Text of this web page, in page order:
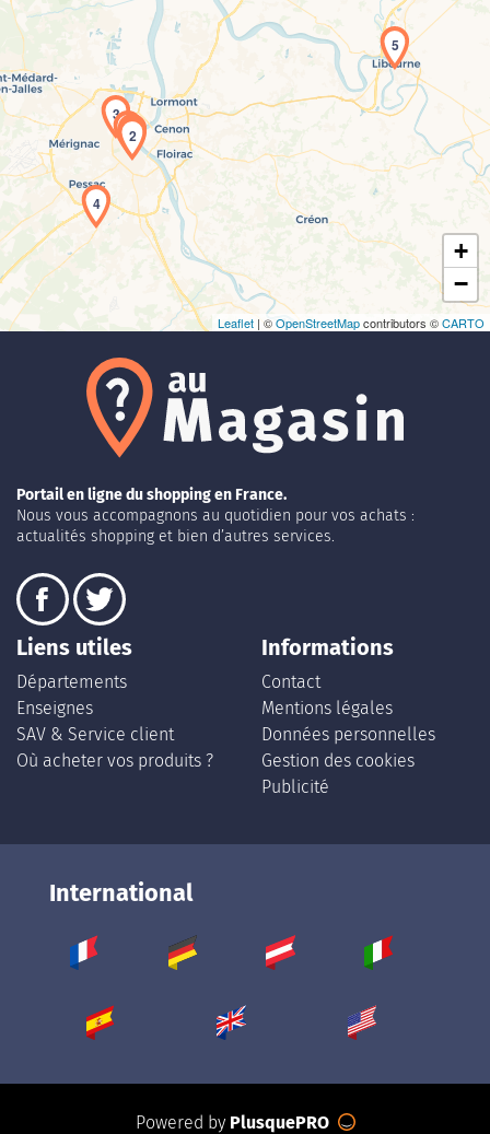
Chargement de la carte en cours...
1
2
3
4
5
+
−
Leaflet | ©OpenStreetMapcontributors ©CARTO
Portail en ligne du shopping en France.
Nous vous accompagnons au quotidien pour vos achats :
actualités shopping et bien d’autres services.
Liens utiles
Départements
Enseignes
SAV & Service client
Où acheter vos produits ?
Informations
Contact
Mentions légales
Données personnelles
Gestion des cookies
Publicité
International
Powered by PlusquePRO